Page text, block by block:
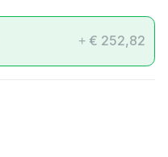
+ € 252,82